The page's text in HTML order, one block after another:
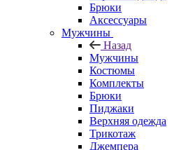
Брюки
Аксессуары
Мужчины
Назад
Мужчины
Костюмы
Комплекты
Брюки
Пиджаки
Верхняя одежда
Трикотаж
Джемпера